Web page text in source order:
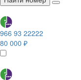
966 93 22222
80 000 ₽